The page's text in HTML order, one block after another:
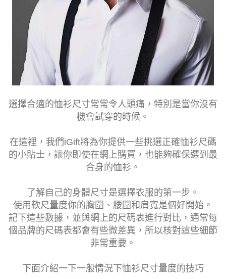
選擇合適的恤衫尺寸常常令人頭痛，特別是當你沒有
機會試穿的時候。
在這裡，我們iGift將為你提供一些挑選正確恤衫尺碼
的小貼士，讓你即使在網上購買，也能夠確保選到最
合身的恤衫。
了解自己的身體尺寸是選擇衣服的第一步。
使用軟尺量度你的胸圍、腰圍和肩寬是個好開始。
記下這些數據，並與網上的尺碼表進行對比，通常每
個品牌的尺碼表都會有些微差異，所以核對這些細節
非常重要。
下面介紹一下一般情況下恤衫尺寸量度的技巧